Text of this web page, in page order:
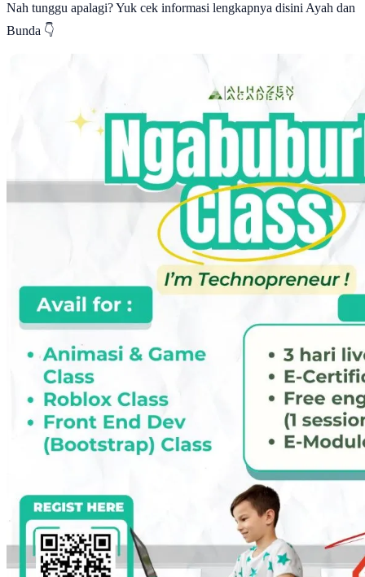
Nah tunggu apalagi? Yuk cek informasi lengkapnya disini Ayah dan
Bunda 👇